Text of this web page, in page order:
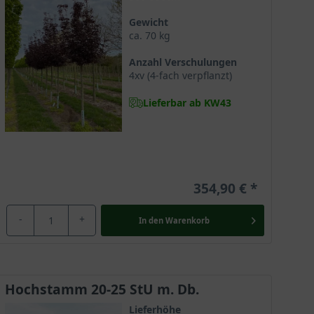
bilden sich aus und liefern Wasser und Nährstoffe.
besonders eindrucksvoll zur Geltung. Ein
Celsius und versprüht somit selbst ab tristen
Geltung.
Gartenelement wird.
Gewicht
ca. 70 kg
Anzahl Verschulungen
4xv (4-fach verpflanzt)
Lieferbar ab KW43
354,90 €
- + In den Warenkorb
Hochstamm 20-25 StU m. Db.
Lieferhöhe